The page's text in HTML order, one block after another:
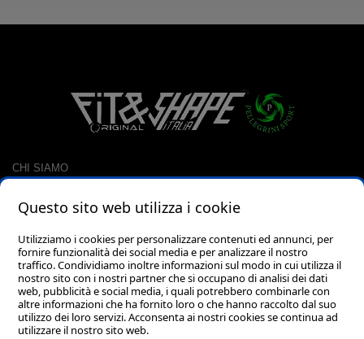
CHI SIAMO
RACCOLTA PUNTI
LOGIN
PASSWORD DIMENTICATA?
Questo sito web utilizza i cookie
Utilizziamo i cookies per personalizzare contenuti ed annunci, per
fornire funzionalità dei social media e per analizzare il nostro
traffico. Condividiamo inoltre informazioni sul modo in cui utilizza il
nostro sito con i nostri partner che si occupano di analisi dei dati
web, pubblicità e social media, i quali potrebbero combinarle con
altre informazioni che ha fornito loro o che hanno raccolto dal suo
utilizzo dei loro servizi. Acconsenta ai nostri cookies se continua ad
utilizzare il nostro sito web.